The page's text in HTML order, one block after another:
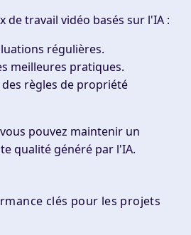
de travail vidéo basés sur l'IA :
régulières.
meilleures pratiques.
règles de propriété
pouvez maintenir un
qualité généré par l'IA.
clés pour les projets